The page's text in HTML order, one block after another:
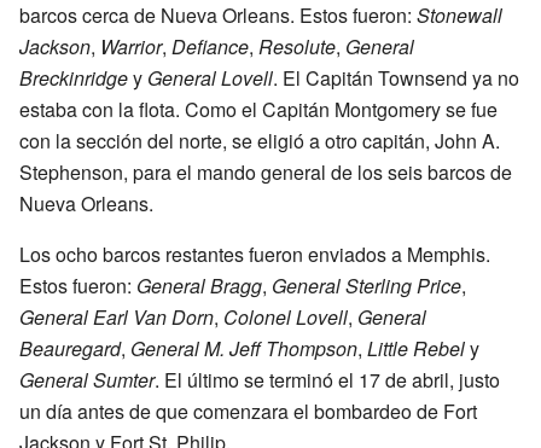
barcos cerca de Nueva Orleans. Estos fueron: Stonewall
Jackson, Warrior, Defiance, Resolute, General
Breckinridgey General Lovell. El Capitán Townsend ya no
estaba con la flota. Como el Capitán Montgomery se fue
con la sección del norte, se eligió a otro capitán, John A.
Stephenson, para el mando general de los seis barcos de
Nueva Orleans.
Los ocho barcos restantes fueron enviados a Memphis.
Estos fueron: General Bragg, General Sterling Price,
General Earl Van Dorn, Colonel Lovell, General
Beauregard, General M. Jeff Thompson, Little Rebely
General Sumter. El último se terminó el 17 de abril, justo
un día antes de que comenzara el bombardeo de Fort